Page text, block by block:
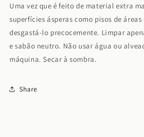
Uma vez que é feito de material extra
superfícies ásperas como pisos de
desgastá-lo precocemente. Limpar
e sabão neutro. Não usar água ou
máquina. Secar à sombra.
Share